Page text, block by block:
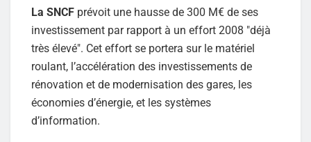
La SNCF prévoit une hausse de 300 M€ de ses
investissement par rapport à un effort 2008 "déjà
très élevé". Cet effort se portera sur le matériel
roulant, l’accélération des investissements de
rénovation et de modernisation des gares, les
économies d’énergie, et les systèmes
d’information.